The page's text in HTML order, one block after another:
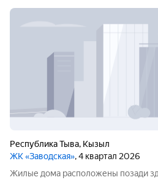
Республика Тыва, Кызыл
ЖК «Заводская», 4 квартал 2026
Жилые дома расположены позади